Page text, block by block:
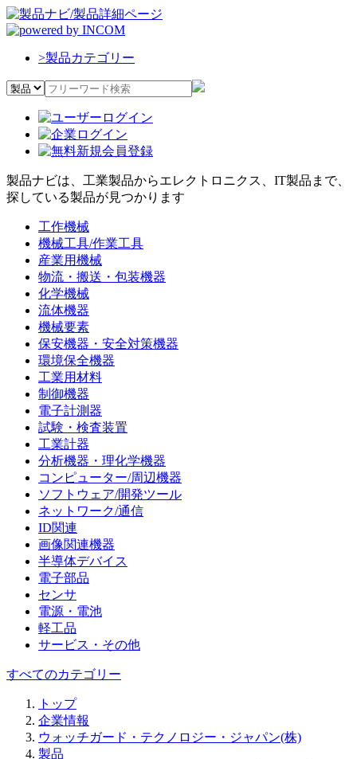
>製品カテゴリー
製品ナビは、工業製品からエレクトロニクス、IT製品まで、
探している製品が見つかります
工作機械
機械工具/作業工具
産業用機械
物流・搬送・包装機器
化学機械
流体機器
機械要素
保安機器・安全対策機器
環境保全機器
工業用材料
制御機器
電子計測器
試験・検査装置
工業計器
分析機器・理化学機器
コンピューター/周辺機器
ソフトウェア/開発ツール
ネットワーク/通信
ID関連
画像関連機器
半導体デバイス
電子部品
センサ
電源・電池
軽工品
サービス・その他
すべてのカテゴリー
トップ
企業情報
ウォッチガード・テクノロジー・ジャパン(株)
製品